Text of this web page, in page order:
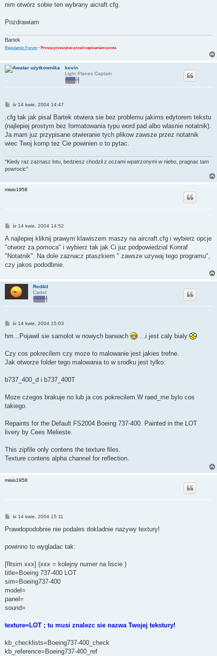
nim otwórz sobie ten wybrany aicraft.cfg.
Pozdrawiam
Bartek
Regulamin Forum - Proszę przeczytać przed napisaniem posta
kevin
Light Planes Captain
P
s
śr 14 kwie, 2004 14:47
.cfg tak jak pisal Bartek otwiera sie bez problemu jakims edytorem tekstu
(najlepiej prostym bez formatowania typu word pad albo wlasnie notatnik).
Ja mam juz przypisane otwieranie tych plikow zawsze przez notatnik
wiec Twoj komp tez Cie powinien o to pytac.
"Kiedy raz zaznasz lotu, bedziesz chodzil z oczami wpatrzonymi w niebo, pragnac tam
powrocic"
misio1958
P
s
śr 14 kwie, 2004 14:52
A najlepiej kliknij prawym klawiszem maszy na aircraft.cfg i wybierz opcje
"otworz za pomoca" i wybierz tak jak Ci juz podpowiedzial Konraf
"Notatnik". Na dole zaznacz ptaszkiem " zawsze uzywaj tego programu",
czy jakos pododbnie.
Red4d
Cadet
P
s
śr 14 kwie, 2004 15:03
hm...Pojawil sie samolot w nowych barwach ...i jest caly bialy
Czy cos pokrecilem czy moze to malowanie jest jakies trefne.
Jak otworze folder tego malowania to w srodku jest tylko:
b737_400_d i b737_400T
Moze czegos brakuje no lub ja cos pokrecilem.W raed_me bylo cos
takiego.
Repaints for the Default FS2004 Boeing 737-400. Painted in the LOT
livery by Cees Melieste.
This zipfile only contens the texture files.
Texture contens alpha channel for reflection.
misio1958
P
s
śr 14 kwie, 2004 15:11
Prawdopodobnie nie podales dokladnie nazywy textury!
powinno to wygladac tak:
[fltsim.xxx] (xxx = kolejny numer na liscie )
title=Boeing 737-400 LOT
sim=Boeing737-400
model=
panel=
sound=
texture=LOT ; tu musi znalezc sie nazwa Twojej tekstury!
kb_checklists=Boeing737-400_check
kb_reference=Boeing737-400_ref